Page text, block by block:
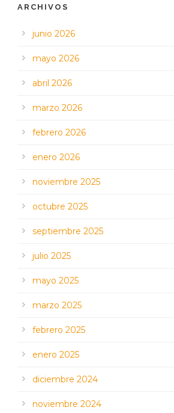
ARCHIVOS
junio 2026
mayo 2026
abril 2026
marzo 2026
febrero 2026
enero 2026
noviembre 2025
octubre 2025
septiembre 2025
julio 2025
mayo 2025
marzo 2025
febrero 2025
enero 2025
diciembre 2024
noviembre 2024